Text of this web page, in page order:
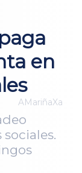
en
AMariñaXa